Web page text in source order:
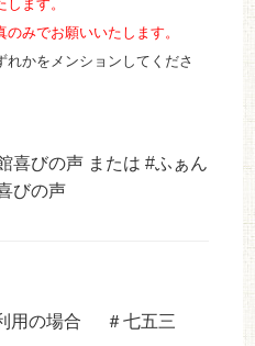
ます。
みでお願いいたします。
かをメンションしてくださ
喜びの声 または #ふぁん
びの声
用の場合 ＃七五三